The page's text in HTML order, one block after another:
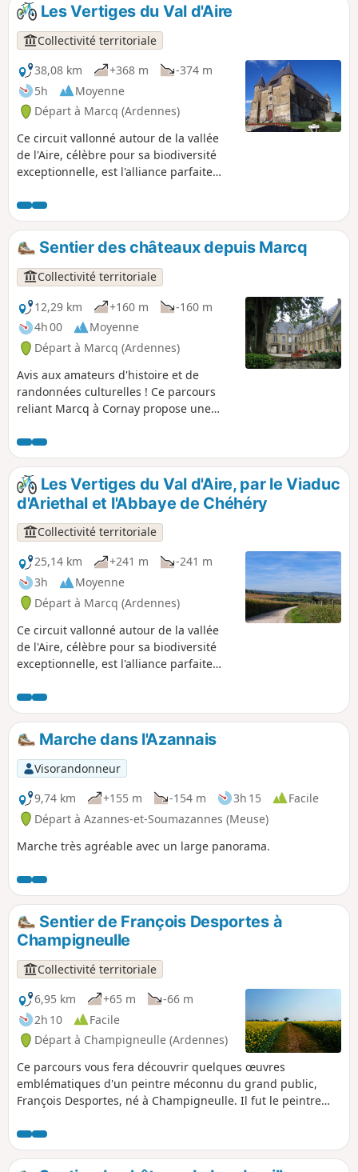
Les Vertiges du Val d'Aire
Collectivité territoriale
38,08 km
+368 m
-374 m
5h
Moyenne
Départ à Marcq (Ardennes)
Ce circuit vallonné autour de la vallée
de l'Aire, célèbre pour sa biodiversité
exceptionnelle, est l'alliance parfaite
votre VTT pour affronter les Vertiges du
Val d’Aire. Ce circuit musclé vous fera
vibrer au rythme de ses passages en
forêt et de ses panoramas sur la
campagne bucolique argonnaise, tout
en jalonnant votre route du charme
authentique de nos villages ruraux et
de haltes prestigieuses comme l'église
fortifiée de Saint-Juvin ou l'Abbaye de
Chéhéry.
Sentier des châteaux depuis Marcq
Collectivité territoriale
12,29 km
+160 m
-160 m
4h 00
Moyenne
Départ à Marcq (Ardennes)
Avis aux amateurs d'histoire et de
randonnées culturelles ! Ce parcours
reliant Marcq à Cornay propose une
architectural de la région. Tout en
profitant de la sérénité des sous-bois,
les marcheurs auront le privilège
d'admirer trois châteaux remarquables,
le point de vue de la Croix du Bayle,
ainsi que l'élégance de ces deux villages
argonnais.
Les Vertiges du Val d'Aire, par le Viaduc
d'Ariethal et l'Abbaye de Chéhéry
Collectivité territoriale
25,14 km
+241 m
-241 m
3h
Moyenne
Départ à Marcq (Ardennes)
Ce circuit vallonné autour de la vallée
de l'Aire, célèbre pour sa biodiversité
exceptionnelle, est l'alliance parfaite
votre VTT pour affronter la variante des
Vertiges du Val d’Aire. Ce circuit musclé
vous fera vibrer au rythme de ses
passages en forêt et de ses panoramas
sur la campagne bucolique argonnaise,
tout en jalonnant votre route du charme
authentique de nos villages ruraux et
de haltes prestigieuses comme le
Viaduc d'Ariethal ou l'Abbaye de
Chéhéry.
Marche dans l'Azannais
Visorandonneur
9,74 km
+155 m -154 m 3h 15
Facile
Départ à Azannes-et-Soumazannes (Meuse)
Marche très agréable avec un large panorama.
Sentier de François Desportes à
Champigneulle
Collectivité territoriale
6,95 km
+65 m
-66 m
2h 10
Facile
Départ à Champigneulle (Ardennes)
Ce parcours vous fera découvrir quelques œuvres
emblématiques d'un peintre méconnu du grand public,
François Desportes, né à Champigneulle. Il fut le peintre
découverte au détour des rues du village.